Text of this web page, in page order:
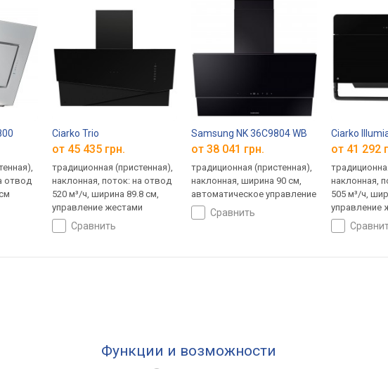
отвод
Ciarko Trio
от 45 435 грн.
традиционная (пристенная),
наклонная, поток: на отвод
520 м³/ч, ширина 89.8 см,
управление жестами
сравнить
Samsung NK 36C9804 WB
от 38 041 грн.
традиционная (пристенная),
наклонная, ширина 90 см,
автоматическое управление
сравнить
Ciarko
от 41 292
наклонная,
505 м³/ч,
управление
Функции и возможности